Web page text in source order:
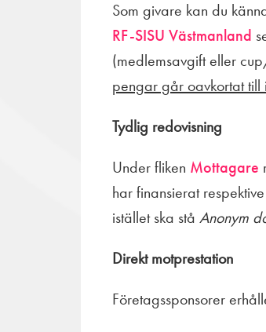
Som givare kan du
RF-SISU Västmanland
(medlemsavgift eller
pengar går oavkortat till
Tydlig redovisning
Under fliken Mottagare
har finansierat
istället ska stå Anonym
Direkt motprestation
Företagssponsorer